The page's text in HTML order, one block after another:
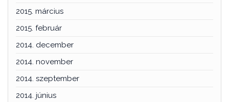
2015. március
2015. február
2014. december
2014. november
2014. szeptember
2014. június